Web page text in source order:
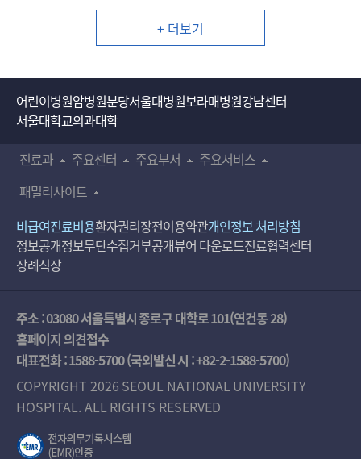
+ 더보기
어린이병원암병원분당서울대병원보라매병원강남센터
서울대학교의과대학
진료과
주요센터 주요부서
주요서비스
패밀리사이트
비급여진료비용환자권리장전이용약관개인정보 처리방침
정보공개정보무단수집거부공개뷰어 다운로드진료협력센터
장례식장
주소 : 03080 서울특별시 종로구 대학로 101(연건동 28)
홈페이지 의견접수
대표전화 :1588-5700(국외발신 시 :+82-2-1588-5700)
COPYRIGHT 2026 SEOUL NATIONAL UNIVERSITY
HOSPITAL. ALL RIGHTS RESERVED